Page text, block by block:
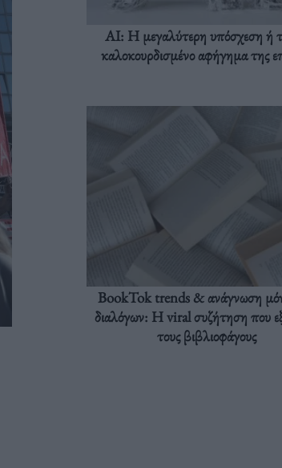
AI: Η μεγαλύτερη υπόσχεση ή
καλοκουρδισμένο αφήγημα της
BookTok trends & ανάγνωση
διαλόγων: Η viral συζήτηση που
τους βιβλιοφάγους